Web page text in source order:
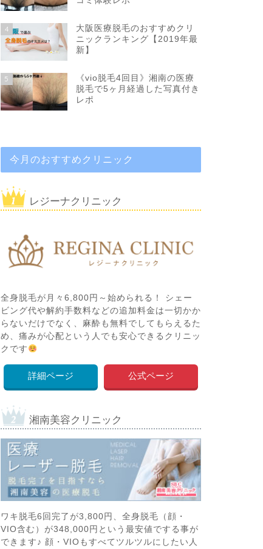
4
大阪医療脱毛のおすすめクリ
ニックランキング【2019年最
新】
5
《vio脱毛4回目》湘南の医療
脱毛で5ヶ月経過した写真付き
レポ
今月のおすすめクリニック
レジーナクリニック
全身脱毛が月々6,800円～始められる！ シェー
ビング代や解約手数料などの追加料金は一切かか
らないだけでなく、麻酔も無料でしてもらえるた
め、痛みが心配という人でも安心できるクリニッ
クです
詳細ページ 公式ページ
湘南美容クリニック
ワキ脱毛6回完了が3,800円、全身脱毛（顔・
VIO含む）が348,000円という最安値でする事が
できます♪ 顔・VIOもすべてツルツルにしたい人